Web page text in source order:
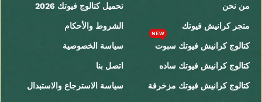
من نحن
متجر كرانيش فيوتك
كتالوج كرانيش فيوتك سبوت
NEW
كتالوج كرانيش فيوتك ساده
كتالوج كرانيش فيوتك مزخرفة
تحميل كتالوج فيوتك 2026
الشروط والأحكام
سياسة الخصوصية
اتصل بنا
سياسة الاسترجاع والاستبدال